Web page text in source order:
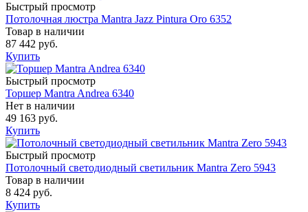
Быстрый просмотр
Потолочная люстра Mantra Jazz Pintura Oro 6352
Товар в наличии
87 442 руб.
Купить
Быстрый просмотр
Торшер Mantra Andrea 6340
Нет в наличии
49 163 руб.
Купить
Быстрый просмотр
Потолочный светодиодный светильник Mantra Zero 5943
Товар в наличии
8 424 руб.
Купить